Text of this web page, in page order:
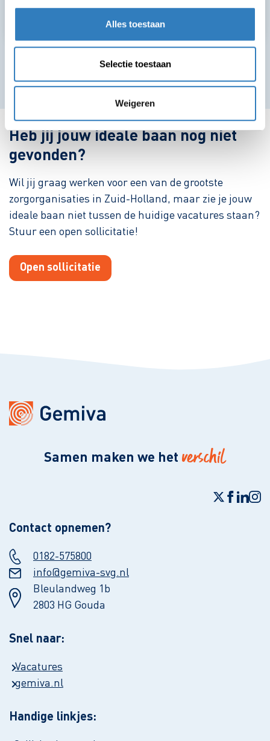
Alles toestaan
Selectie toestaan
Weigeren
Er zijn geen vacatures om weer te geven.
Heb jij jouw ideale baan nog niet
gevonden?
Wil jij graag werken voor een van de grootste
zorgorganisaties in Zuid-Holland, maar zie je jouw
ideale baan niet tussen de huidige vacatures staan?
Stuur een open sollicitatie!
Open sollicitatie
Samen maken we het verschil
Contact opnemen?
0182-575800
info@gemiva-svg.nl
Bleulandweg 1b
2803 HG Gouda
Snel naar:
Vacatures
gemiva.nl
Handige linkjes: